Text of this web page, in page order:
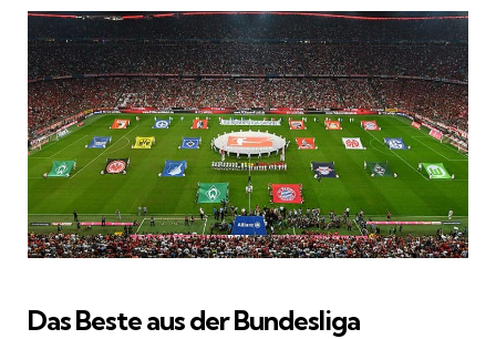
Das Beste aus der Bundesliga